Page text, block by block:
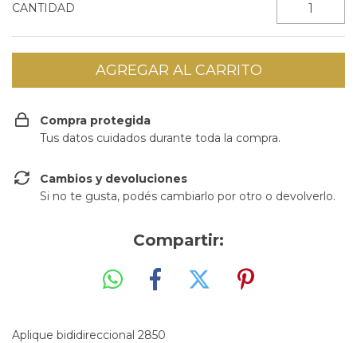
CANTIDAD
Compra protegida
Tus datos cuidados durante toda la compra.
Cambios y devoluciones
Si no te gusta, podés cambiarlo por otro o devolverlo.
Compartir:
Aplique bididireccional 2850